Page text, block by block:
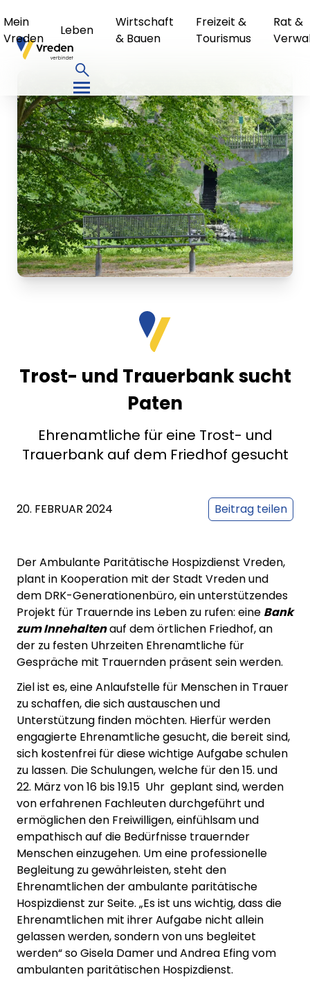
Mein
Vreden
Leben
Wirtschaft
& Bauen
Freizeit &
Tourismus
Rat &
Trost- und Trauerbank sucht
Paten
Ehrenamtliche für eine Trost- und
Trauerbank auf dem Friedhof gesucht
20. FEBRUAR 2024 Beitrag teilen
Der Ambulante Paritätische Hospizdienst Vreden,
plant in Kooperation mit der Stadt Vreden und
dem DRK-Generationenbüro, ein unterstützendes
Projekt für Trauernde ins Leben zu rufen: eine Bank
zum Innehaltenauf dem örtlichen Friedhof, an
der zu festen Uhrzeiten Ehrenamtliche für
Gespräche mit Trauernden präsent sein werden.
Ziel ist es, eine Anlaufstelle für Menschen in Trauer
zu schaffen, die sich austauschen und
Unterstützung finden möchten. Hierfür werden
engagierte Ehrenamtliche gesucht, die bereit sind,
sich kostenfrei für diese wichtige Aufgabe schulen
zu lassen. Die Schulungen, welche für den 15. und
22. März von 16 bis 19.15 Uhr geplant sind, werden
von erfahrenen Fachleuten durchgeführt und
ermöglichen den Freiwilligen, einfühlsam und
empathisch auf die Bedürfnisse trauernder
Menschen einzugehen. Um eine professionelle
Begleitung zu gewährleisten, steht den
Ehrenamtlichen der ambulante paritätische
Hospizdienst zur Seite. „Es ist uns wichtig, dass die
Ehrenamtlichen mit ihrer Aufgabe nicht allein
gelassen werden, sondern von uns begleitet
werden“ so Gisela Damer und Andrea Efing vom
ambulanten paritätischen Hospizdienst.